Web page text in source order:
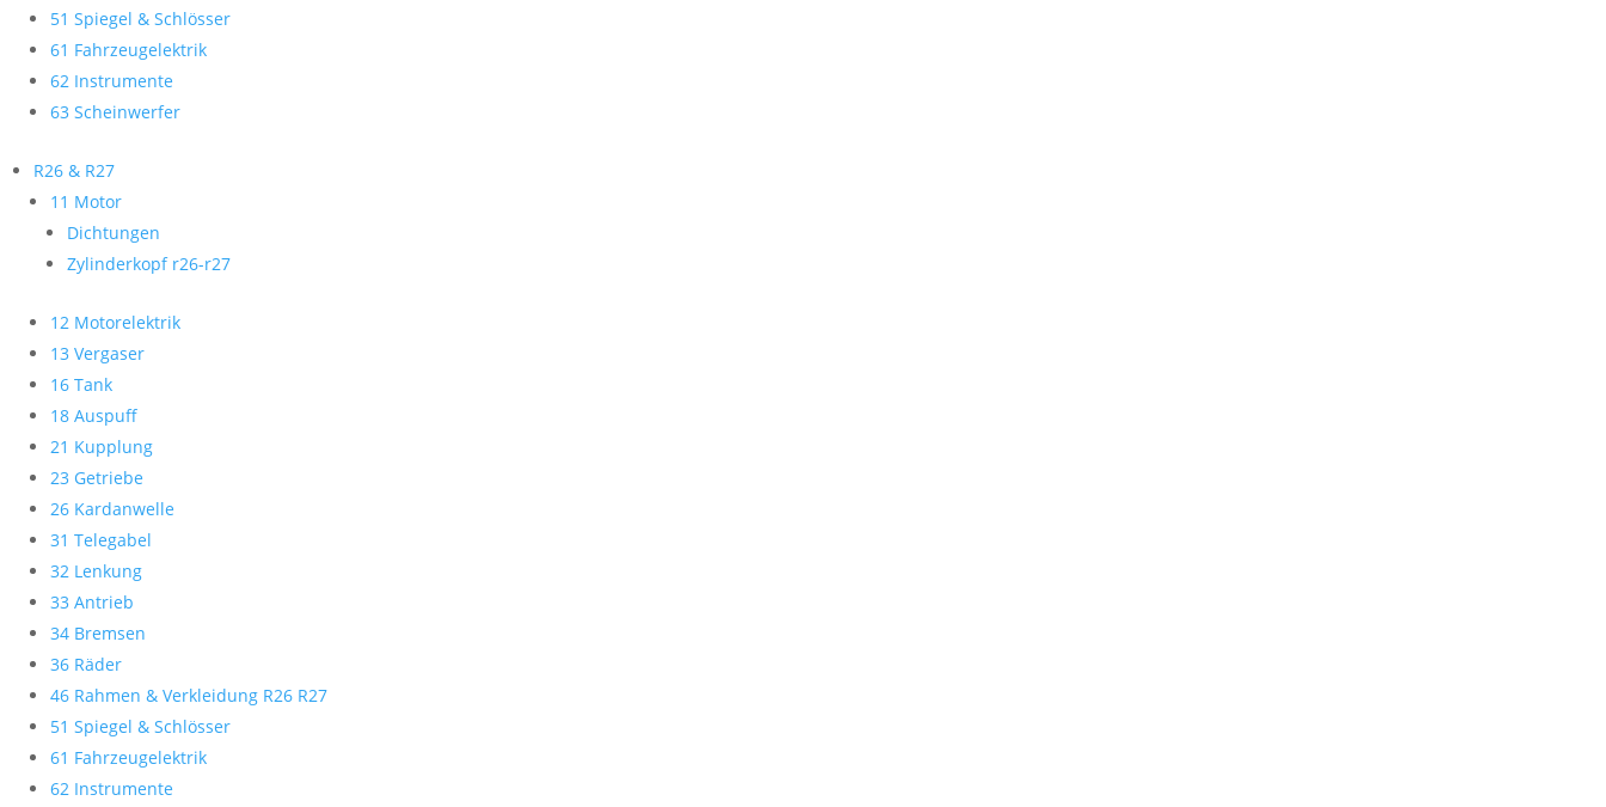
51 Spiegel & Schlösser
61 Fahrzeugelektrik
62 Instrumente
63 Scheinwerfer
R26 & R27
11 Motor
Dichtungen
Zylinderkopf r26-r27
12 Motorelektrik
13 Vergaser
16 Tank
18 Auspuff
21 Kupplung
23 Getriebe
26 Kardanwelle
31 Telegabel
32 Lenkung
33 Antrieb
34 Bremsen
36 Räder
46 Rahmen & Verkleidung R26 R27
51 Spiegel & Schlösser
61 Fahrzeugelektrik
62 Instrumente